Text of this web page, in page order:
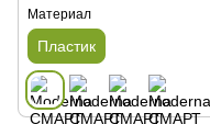
Материал
Пластик